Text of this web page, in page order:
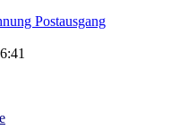
Postausgang